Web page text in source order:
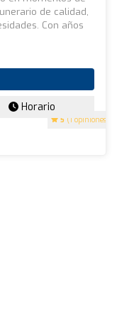
5 (1 opiniones)
de calidad,
Con años
Horario